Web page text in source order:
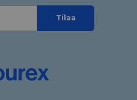
Tilaa